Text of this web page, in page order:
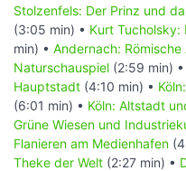
Stolzenfels: Der Prinz und
(3:05 min) • Kurt Tucholsky:
min) • Andernach:
Naturschauspiel (2:59 min) •
Hauptstadt (4:10 min) •
(6:01 min) • Köln: Altstadt
Grüne Wiesen und
Flanieren am Medienhafen
Theke der Welt (2:27 min) •